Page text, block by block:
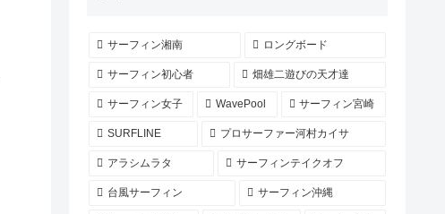
サーフィン湘南 ロングボード
サーフィン初心者 畑雄二遊びの天才達
サーフィン女子 WavePool サーフィン宮崎
SURFLINE プロサーファー河村カイサ
アラシムラタ サーフィンテイクオフ
台風サーフィン サーフィン沖縄